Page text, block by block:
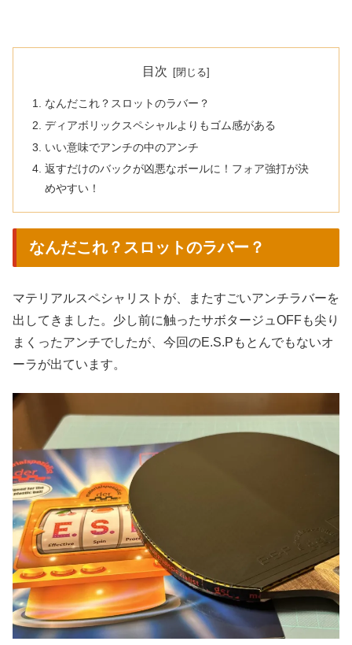
目次
なんだこれ？スロットのラバー？
ディアボリックスペシャルよりもゴム感がある
いい意味でアンチの中のアンチ
返すだけのバックが凶悪なボールに！フォア強打が決
めやすい！
なんだこれ？スロットのラバー？
マテリアルスペシャリストが、またすごいアンチラバーを
出してきました。少し前に触ったサボタージュOFFも尖り
まくったアンチでしたが、今回のE.S.Pもとんでもないオ
ーラが出ています。